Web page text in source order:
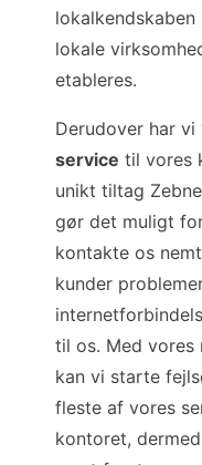
lokale
etableres.
Derudover har
service til vores
unikt tiltag
gør det muligt
kontakte os
kunder
til os. Med vores
kan vi starte
fleste af vores
kontoret,